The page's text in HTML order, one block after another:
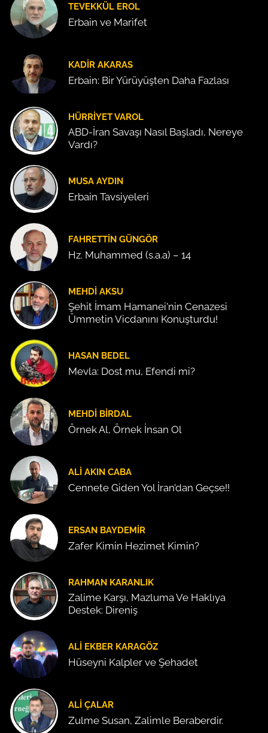
TEVEKKÜL EROL
Erbain ve Marifet
KADIR AKARAS
Erbain: Bir Yürüyüşten Daha Fazlası
HÜRRIYET VAROL
ABD-İran Savaşı Nasıl Başladı, Nereye
Vardı?
MUSA AYDIN
Erbain Tavsiyeleri
FAHRETTIN GÜNGÖR
Hz. Muhammed (s.a.a) – 14
MEHDI AKSU
Şehit İmam Hamanei'nin Cenazesi
Ümmetin Vicdanını Konuşturdu!
HASAN BEDEL
Mevla: Dost mu, Efendi mi?
MEHDI BIRDAL
Örnek Al, Örnek İnsan Ol
ALI AKIN CABA
Cennete Giden Yol İran’dan Geçse!!
ERSAN BAYDEMIR
Zafer Kimin Hezimet Kimin?
RAHMAN KARANLIK
Zalime Karşı, Mazluma Ve Haklıya
Destek: Direniş
ALI EKBER KARAGÖZ
Hüseyni Kalpler ve Şehadet
ALI ÇALAR
Zulme Susan, Zalimle Beraberdir.